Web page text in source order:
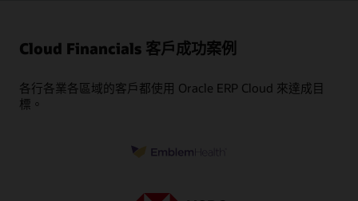
Cloud Financials 客戶成功案例
各行各業各區域的客戶都使用 Oracle ERP Cloud 來達成目
標。